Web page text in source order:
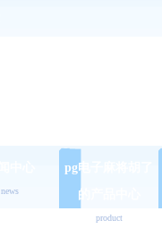
news
pg电子麻将胡了
的产品中心
product